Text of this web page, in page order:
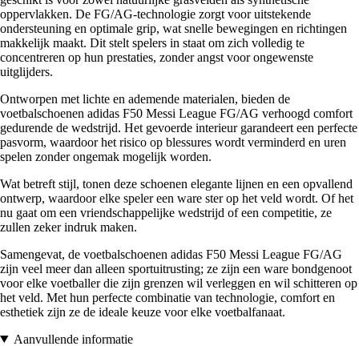
oppervlakken. De FG/AG-technologie zorgt voor uitstekende
ondersteuning en optimale grip, wat snelle bewegingen en richtingen
makkelijk maakt. Dit stelt spelers in staat om zich volledig te
concentreren op hun prestaties, zonder angst voor ongewenste
uitglijders.
Ontworpen met lichte en ademende materialen, bieden de
voetbalschoenen adidas F50 Messi League FG/AG verhoogd comfort
gedurende de wedstrijd. Het gevoerde interieur garandeert een perfecte
pasvorm, waardoor het risico op blessures wordt verminderd en uren
spelen zonder ongemak mogelijk worden.
Wat betreft stijl, tonen deze schoenen elegante lijnen en een opvallend
ontwerp, waardoor elke speler een ware ster op het veld wordt. Of het
nu gaat om een vriendschappelijke wedstrijd of een competitie, ze
zullen zeker indruk maken.
Samengevat, de voetbalschoenen adidas F50 Messi League FG/AG
zijn veel meer dan alleen sportuitrusting; ze zijn een ware bondgenoot
voor elke voetballer die zijn grenzen wil verleggen en wil schitteren op
het veld. Met hun perfecte combinatie van technologie, comfort en
esthetiek zijn ze de ideale keuze voor elke voetbalfanaat.
Aanvullende informatie